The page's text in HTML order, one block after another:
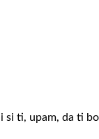
ti, upam, da ti